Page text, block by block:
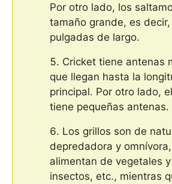
Por otro lado, los
tamaño grande, es
pulgadas de largo.
Cricket tiene antenas
que llegan hasta la
principal. Por otro lado,
tiene pequeñas antenas.
Los grillos son de
depredadora y
alimentan de vegetales
insectos, etc., mientras